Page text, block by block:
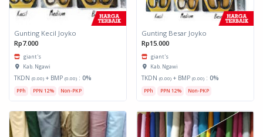
Gunting Kecil Joyko
Rp7.000
giant's
Kab. Ngawi
TKDN (0.00) + BMP (0.00) : 0%
PPh PPN 12% Non-PKP
Gunting Besar Joyko
Rp15.000
giant's
Kab. Ngawi
TKDN (0.00) + BMP (0.00) : 0%
PPh PPN 12% Non-PKP